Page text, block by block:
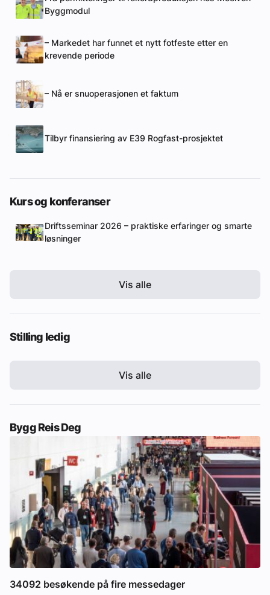
Byggmodul
– Markedet har funnet et nytt fotfeste etter en
krevende periode
– Nå er snuoperasjonen et faktum
Tilbyr finansiering av E39 Rogfast-prosjektet
Kurs og konferanser
Driftsseminar 2026 – praktiske erfaringer og smarte
løsninger
Vis alle
Stilling ledig
Vis alle
Bygg Reis Deg
34092 besøkende på fire messedager